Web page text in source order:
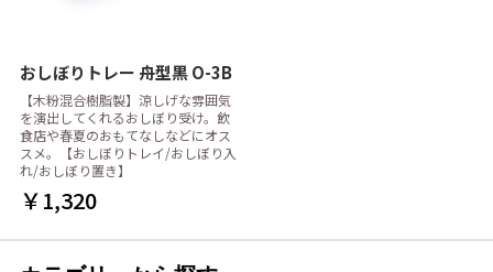
おしぼりトレー 舟型黒 O-3B
【木粉混合樹脂製】涼しげな雰囲気
を演出してくれるおしぼり受け。飲
食店や春夏のおもてなしなどにオス
スメ。【おしぼりトレイ/おしぼり入
れ/おしぼり置き】
￥1,320